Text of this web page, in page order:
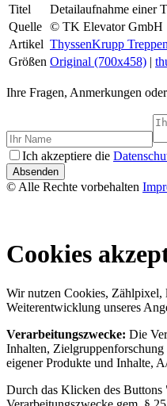
Titel
Detailaufnahme einer
Quelle © TK Elevator GmbH
Artikel ThyssenKrupp
Größen Original (700x458) |
Ihre Fragen, Anmerkungen
Ich akzeptiere die
Absenden
© Alle Rechte vorbehalten
Cookies
Wir nutzen Cookies, Zählpixel,
Weiterentwicklung unseres
Verarbeitungszwecke: Die
Inhalten,
eigener Produkte und Inhalte,
Durch das Klicken des Buttons